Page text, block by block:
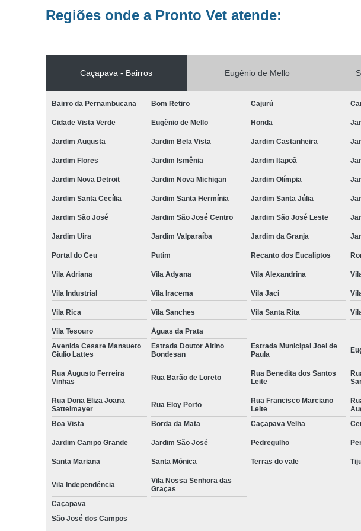
Regiões onde a Pronto Vet atende:
Caçapava - Bairros Eugênio de Mello
Bairro da Pernambucana Bom Retiro Cajurú
Cidade Vista Verde Eugênio de Mello Honda
Jardim Augusta Jardim Bela Vista Jardim Castanheira
Jardim Flores Jardim Ismênia Jardim Itapoã
Jardim Nova Detroit Jardim Nova Michigan Jardim Olímpia
Jardim Santa Cecília Jardim Santa Hermínia Jardim Santa Júlia
Jardim São José Jardim São José Centro Jardim São José Leste
Jardim Uira Jardim Valparaíba Jardim da Granja
Portal do Ceu Putim Recanto dos Eucaliptos
Vila Adriana Vila Adyana Vila Alexandrina
Vila Industrial Vila Iracema Vila Jaci
Vila Rica Vila Sanches Vila Santa Rita
Vila Tesouro
Águas da Prata
Avenida Cesare Mansueto
Giulio Lattes
Estrada Doutor Altino
Bondesan
Estrada Municipal Joel de
Paula
Rua Augusto Ferreira
Vinhas
Rua Barão de Loreto
Rua Benedita dos Santos
Leite
Rua Dona Eliza Joana
Sattelmayer
Rua Eloy Porto
Rua Francisco Marciano
Leite
Boa Vista Borda da Mata Caçapava Velha
Jardim Campo Grande Jardim São José Pedregulho
Santa Mariana Santa Mônica Terras do vale
Vila Independência
Vila Nossa Senhora das
Graças
Caçapava
São José dos Campos